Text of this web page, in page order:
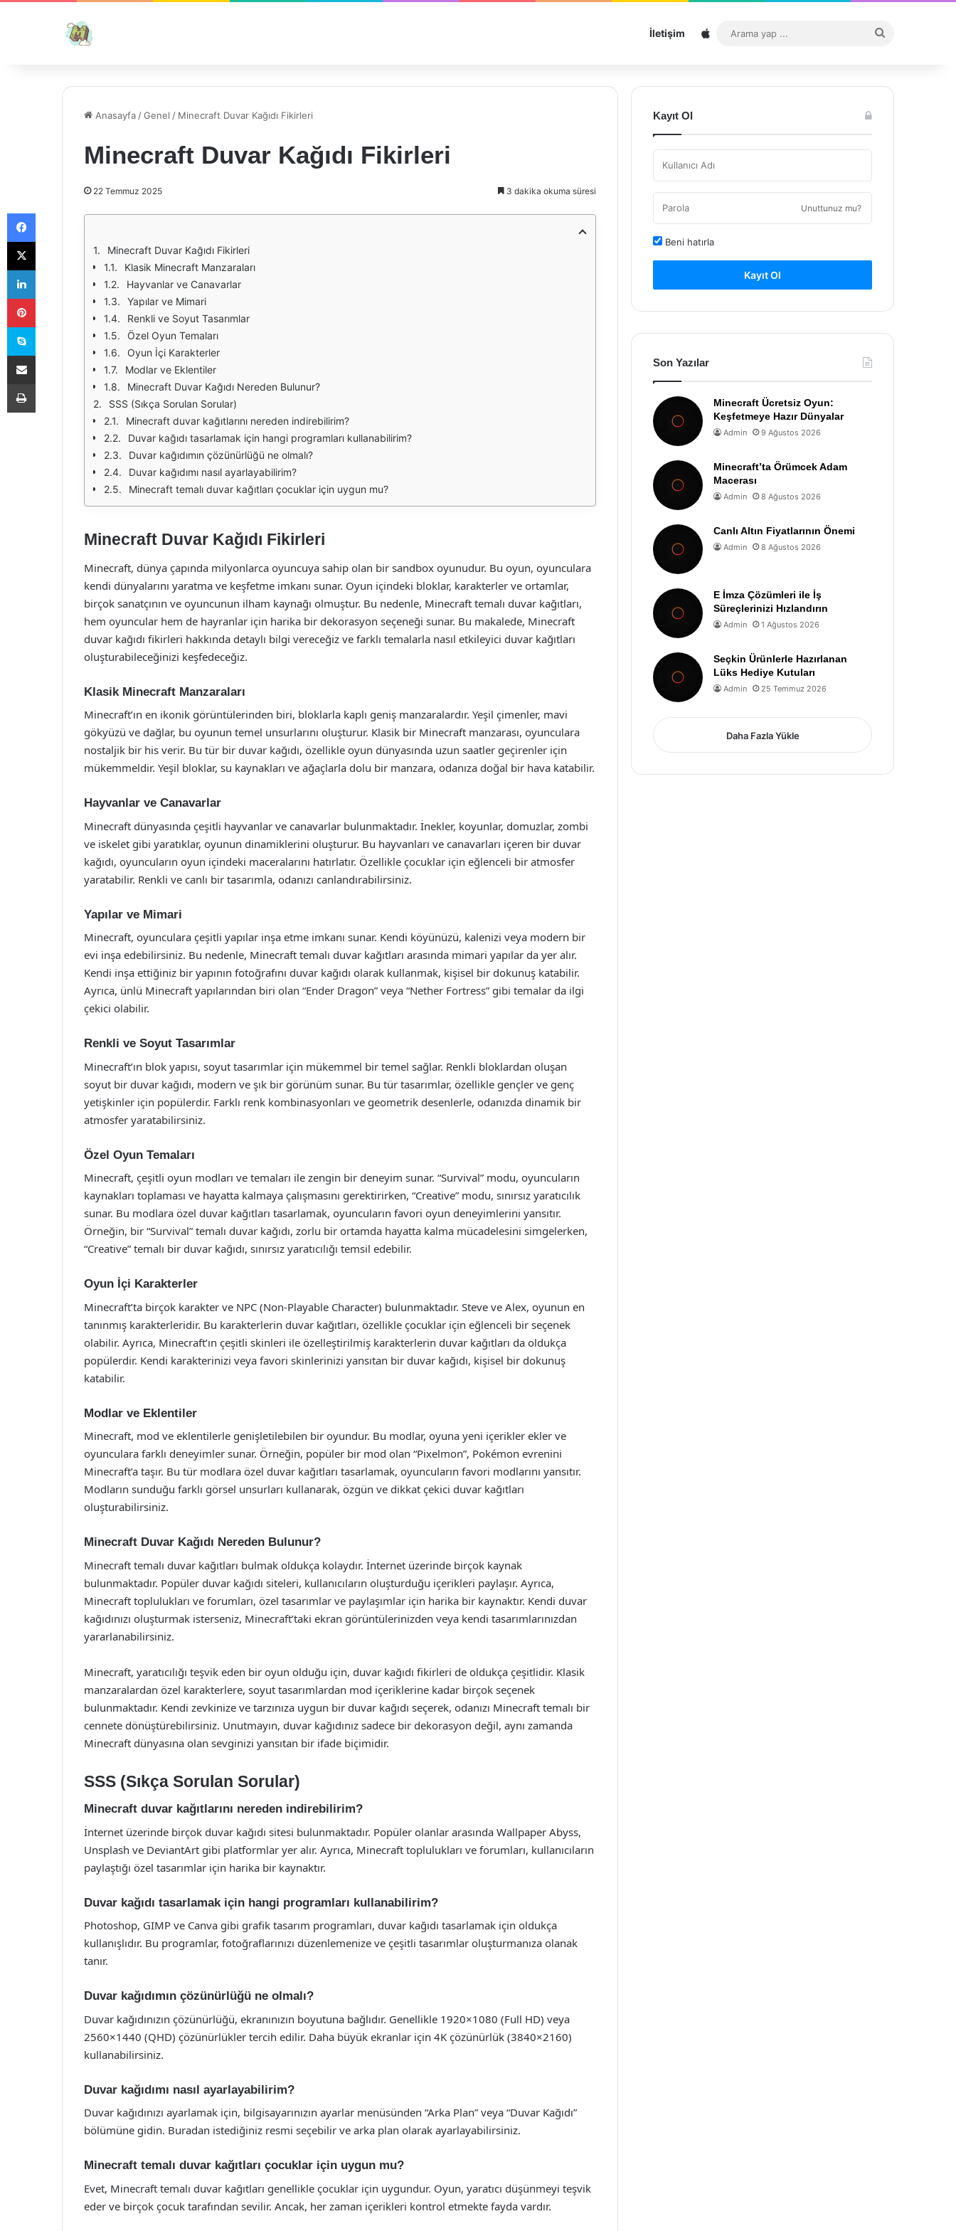
İletişim Sitemap
...
Anasayfa /Genel / Minecraft Duvar Kağıdı Fikirleri
Minecraft Duvar Kağıdı Fikirleri
22 Temmuz 2025 3 dakika okuma süresi
Minecraft Duvar Kağıdı Fikirleri
Klasik Minecraft Manzaraları
Hayvanlar ve Canavarlar
Yapılar ve Mimari
Renkli ve Soyut Tasarımlar
Özel Oyun Temaları
Oyun İçi Karakterler
Modlar ve Eklentiler
Minecraft Duvar Kağıdı Nereden Bulunur?
SSS (Sıkça Sorulan Sorular)
Minecraft duvar kağıtlarını nereden indirebilirim?
Duvar kağıdı tasarlamak için hangi programları kullanabilirim?
Duvar kağıdımın çözünürlüğü ne olmalı?
Duvar kağıdımı nasıl ayarlayabilirim?
Minecraft temalı duvar kağıtları çocuklar için uygun mu?
Minecraft Duvar Kağıdı Fikirleri
Minecraft, dünya çapında milyonlarca oyuncuya sahip olan bir sandbox oyunudur. Bu oyun, oyunculara
kendi dünyalarını yaratma ve keşfetme imkanı sunar. Oyun içindeki bloklar, karakterler ve ortamlar,
birçok sanatçının ve oyuncunun ilham kaynağı olmuştur. Bu nedenle, Minecraft temalı duvar kağıtları,
hem oyuncular hem de hayranlar için harika bir dekorasyon seçeneği sunar. Bu makalede, Minecraft
duvar kağıdı fikirleri hakkında detaylı bilgi vereceğiz ve farklı temalarla nasıl etkileyici duvar kağıtları
oluşturabileceğinizi keşfedeceğiz.
Klasik Minecraft Manzaraları
Minecraft’ın en ikonik görüntülerinden biri, bloklarla kaplı geniş manzaralardır. Yeşil çimenler, mavi
gökyüzü ve dağlar, bu oyunun temel unsurlarını oluşturur. Klasik bir Minecraft manzarası, oyunculara
nostaljik bir his verir. Bu tür bir duvar kağıdı, özellikle oyun dünyasında uzun saatler geçirenler için
mükemmeldir. Yeşil bloklar, su kaynakları ve ağaçlarla dolu bir manzara, odanıza doğal bir hava katabilir.
Hayvanlar ve Canavarlar
Minecraft dünyasında çeşitli hayvanlar ve canavarlar bulunmaktadır. İnekler, koyunlar, domuzlar, zombi
ve iskelet gibi yaratıklar, oyunun dinamiklerini oluşturur. Bu hayvanları ve canavarları içeren bir duvar
kağıdı, oyuncuların oyun içindeki maceralarını hatırlatır. Özellikle çocuklar için eğlenceli bir atmosfer
yaratabilir. Renkli ve canlı bir tasarımla, odanızı canlandırabilirsiniz.
Yapılar ve Mimari
Minecraft, oyunculara çeşitli yapılar inşa etme imkanı sunar. Kendi köyünüzü, kalenizi veya modern bir
evi inşa edebilirsiniz. Bu nedenle, Minecraft temalı duvar kağıtları arasında mimari yapılar da yer alır.
Kendi inşa ettiğiniz bir yapının fotoğrafını duvar kağıdı olarak kullanmak, kişisel bir dokunuş katabilir.
Ayrıca, ünlü Minecraft yapılarından biri olan “Ender Dragon” veya “Nether Fortress” gibi temalar da ilgi
çekici olabilir.
Renkli ve Soyut Tasarımlar
Minecraft’ın blok yapısı, soyut tasarımlar için mükemmel bir temel sağlar. Renkli bloklardan oluşan
soyut bir duvar kağıdı, modern ve şık bir görünüm sunar. Bu tür tasarımlar, özellikle gençler ve genç
yetişkinler için popülerdir. Farklı renk kombinasyonları ve geometrik desenlerle, odanızda dinamik bir
atmosfer yaratabilirsiniz.
Özel Oyun Temaları
Minecraft, çeşitli oyun modları ve temaları ile zengin bir deneyim sunar. “Survival” modu, oyuncuların
kaynakları toplaması ve hayatta kalmaya çalışmasını gerektirirken, “Creative” modu, sınırsız yaratıcılık
sunar. Bu modlara özel duvar kağıtları tasarlamak, oyuncuların favori oyun deneyimlerini yansıtır.
Örneğin, bir “Survival” temalı duvar kağıdı, zorlu bir ortamda hayatta kalma mücadelesini simgelerken,
“Creative” temalı bir duvar kağıdı, sınırsız yaratıcılığı temsil edebilir.
Oyun İçi Karakterler
Minecraft’ta birçok karakter ve NPC (Non-Playable Character) bulunmaktadır. Steve ve Alex, oyunun en
tanınmış karakterleridir. Bu karakterlerin duvar kağıtları, özellikle çocuklar için eğlenceli bir seçenek
olabilir. Ayrıca, Minecraft’ın çeşitli skinleri ile özelleştirilmiş karakterlerin duvar kağıtları da oldukça
popülerdir. Kendi karakterinizi veya favori skinlerinizi yansıtan bir duvar kağıdı, kişisel bir dokunuş
katabilir.
Modlar ve Eklentiler
Minecraft, mod ve eklentilerle genişletilebilen bir oyundur. Bu modlar, oyuna yeni içerikler ekler ve
oyunculara farklı deneyimler sunar. Örneğin, popüler bir mod olan “Pixelmon”, Pokémon evrenini
Minecraft’a taşır. Bu tür modlara özel duvar kağıtları tasarlamak, oyuncuların favori modlarını yansıtır.
Modların sunduğu farklı görsel unsurları kullanarak, özgün ve dikkat çekici duvar kağıtları
oluşturabilirsiniz.
Minecraft Duvar Kağıdı Nereden Bulunur?
Minecraft temalı duvar kağıtları bulmak oldukça kolaydır. İnternet üzerinde birçok kaynak
bulunmaktadır. Popüler duvar kağıdı siteleri, kullanıcıların oluşturduğu içerikleri paylaşır. Ayrıca,
Minecraft toplulukları ve forumları, özel tasarımlar ve paylaşımlar için harika bir kaynaktır. Kendi duvar
kağıdınızı oluşturmak isterseniz, Minecraft’taki ekran görüntülerinizden veya kendi tasarımlarınızdan
yararlanabilirsiniz.
Minecraft, yaratıcılığı teşvik eden bir oyun olduğu için, duvar kağıdı fikirleri de oldukça çeşitlidir. Klasik
manzaralardan özel karakterlere, soyut tasarımlardan mod içeriklerine kadar birçok seçenek
bulunmaktadır. Kendi zevkinize ve tarzınıza uygun bir duvar kağıdı seçerek, odanızı Minecraft temalı bir
cennete dönüştürebilirsiniz. Unutmayın, duvar kağıdınız sadece bir dekorasyon değil, aynı zamanda
Minecraft dünyasına olan sevginizi yansıtan bir ifade biçimidir.
SSS (Sıkça Sorulan Sorular)
Minecraft duvar kağıtlarını nereden indirebilirim?
İnternet üzerinde birçok duvar kağıdı sitesi bulunmaktadır. Popüler olanlar arasında Wallpaper Abyss,
Unsplash ve DeviantArt gibi platformlar yer alır. Ayrıca, Minecraft toplulukları ve forumları, kullanıcıların
paylaştığı özel tasarımlar için harika bir kaynaktır.
Duvar kağıdı tasarlamak için hangi programları kullanabilirim?
Photoshop, GIMP ve Canva gibi grafik tasarım programları, duvar kağıdı tasarlamak için oldukça
kullanışlıdır. Bu programlar, fotoğraflarınızı düzenlemenize ve çeşitli tasarımlar oluşturmanıza olanak
tanır.
Duvar kağıdımın çözünürlüğü ne olmalı?
Duvar kağıdınızın çözünürlüğü, ekranınızın boyutuna bağlıdır. Genellikle 1920×1080 (Full HD) veya
2560×1440 (QHD) çözünürlükler tercih edilir. Daha büyük ekranlar için 4K çözünürlük (3840×2160)
kullanabilirsiniz.
Duvar kağıdımı nasıl ayarlayabilirim?
Duvar kağıdınızı ayarlamak için, bilgisayarınızın ayarlar menüsünden “Arka Plan” veya “Duvar Kağıdı”
bölümüne gidin. Buradan istediğiniz resmi seçebilir ve arka plan olarak ayarlayabilirsiniz.
Minecraft temalı duvar kağıtları çocuklar için uygun mu?
Evet, Minecraft temalı duvar kağıtları genellikle çocuklar için uygundur. Oyun, yaratıcı düşünmeyi teşvik
eder ve birçok çocuk tarafından sevilir. Ancak, her zaman içerikleri kontrol etmekte fayda vardır.
Kayıt Ol
Unuttunuz mu?
Beni hatırla
Kayıt Ol
Son Yazılar
Minecraft Ücretsiz Oyun:
Keşfetmeye Hazır Dünyalar
Admin 9 Ağustos 2026
Minecraft’ta Örümcek Adam
Macerası
Admin 8 Ağustos 2026
Canlı Altın Fiyatlarının Önemi
Admin 8 Ağustos 2026
E İmza Çözümleri ile İş
Süreçlerinizi Hızlandırın
Admin 1 Ağustos 2026
Seçkin Ürünlerle Hazırlanan
Lüks Hediye Kutuları
Admin 25 Temmuz 2026
Daha Fazla Yükle
Facebook
X
LinkedIn
Pinterest
Skype
E-Posta ile paylaş